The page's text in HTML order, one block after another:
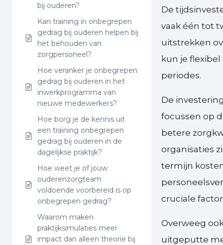
bij ouderen?
Kan training in onbegrepen
gedrag bij ouderen helpen bij
het behouden van
zorgpersoneel?
Hoe veranker je onbegrepen
gedrag bij ouderen in het
inwerkprogramma van
nieuwe medewerkers?
Hoe borg je de kennis uit
een training onbegrepen
gedrag bij ouderen in de
dagelijkse praktijk?
Hoe weet je of jouw
ouderenzorgteam
voldoende voorbereid is op
onbegrepen gedrag?
Waarom maken
praktijksimulaties meer
impact dan alleen theorie bij
De
vaak één tot
uitstrekken
kun je
periodes.
De
focussen op
betere
organisaties
termijn
cruciale
Overweeg
uitgeputte